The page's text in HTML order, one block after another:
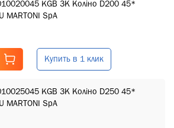
KGB ЗК Коліно D200 45*
MARTONI SpA
Купить в 1 клик
KGB ЗК Коліно D250 45*
MARTONI SpA